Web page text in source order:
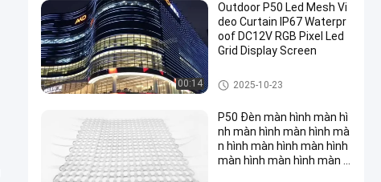
00:14
Outdoor P50 Led Mesh Vi
deo Curtain IP67 Waterpr
oof DC12V RGB Pixel Led
Grid Display Screen
Màn hình lưới LED
2025-10-23
P50 Đèn màn hình màn hì
nh màn hình màn hình mà
n hình màn hình màn hình
màn hình màn hình màn h